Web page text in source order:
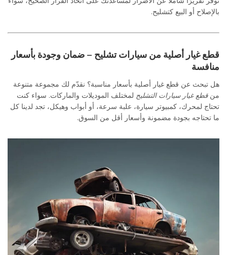
بالإصلاح أو البيع كتشليح.
قطع غيار أصلية من سيارات تشليح – ضمان وجودة بأسعار
منافسة
هل تبحث عن قطع غيار أصلية بأسعار مناسبة؟ نقدّم لك مجموعة متنوعة
منقطع غيار سيارات التشليح لمختلف الموديلات والماركات. سواء كنت
تحتاج لمحرك، كمبيوتر سيارة، علبة سرعة، أو أبواب وهيكل، تجد لدينا كل
ما تحتاجه بجودة مضمونة وأسعار أقل من السوق.